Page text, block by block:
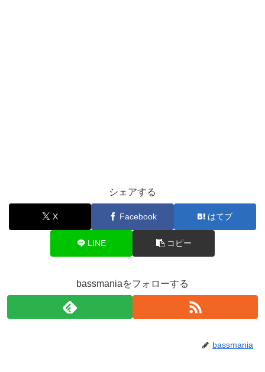
シェアする
X Facebook はてブ
LINE コピー
bassmaniaをフォローする
bassmania